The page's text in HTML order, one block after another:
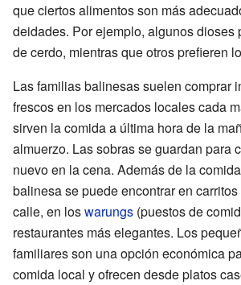
que ciertos alimentos son más
deidades. Por ejemplo, algunos dioses
de cerdo, mientras que otros prefieren
Las familias balinesas suelen comprar
frescos en los mercados locales cada
sirven la comida a última hora de la
almuerzo. Las sobras se guardan para
nuevo en la cena. Además de la
balinesa se puede encontrar en
calle, en loswarungs (puestos de
restaurantes más elegantes. Los
familiares son una opción económica
comida local y ofrecen desde platos